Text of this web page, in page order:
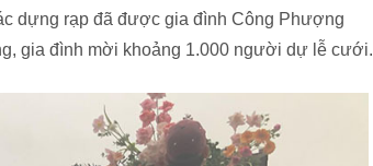
dựng rạp đã được gia đình Công Phượng
gia đình mời khoảng 1.000 người dự lễ cưới.